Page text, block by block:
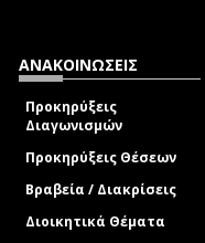
ΑΝΑΚΟΙΝΩΣΕΙΣ
Προκηρύξεις
Διαγωνισμών
Προκηρύξεις Θέσεων
Βραβεία / Διακρίσεις
Διοικητικά Θέματα